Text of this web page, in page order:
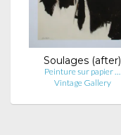
Soulages (after)
Peinture sur papier …
Vintage Gallery